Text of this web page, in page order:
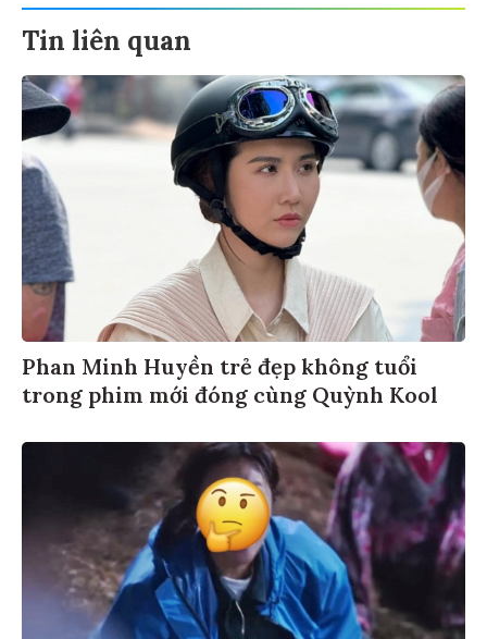
Tin liên quan
Phan Minh Huyền trẻ đẹp không tuổi
trong phim mới đóng cùng Quỳnh Kool